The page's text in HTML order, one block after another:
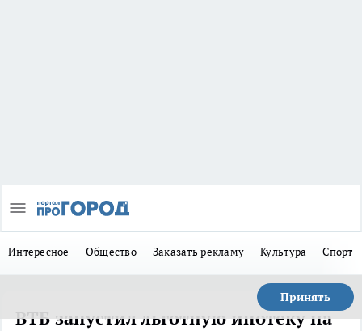
Интересное Общество Заказать рекламу Культура Спорт
Принять
ВТБ запустил льготную ипотеку на